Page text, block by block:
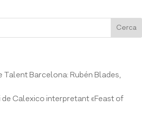
Cerca
Talent Barcelona: Rubén Blades,
Calexico interpretant «Feast of